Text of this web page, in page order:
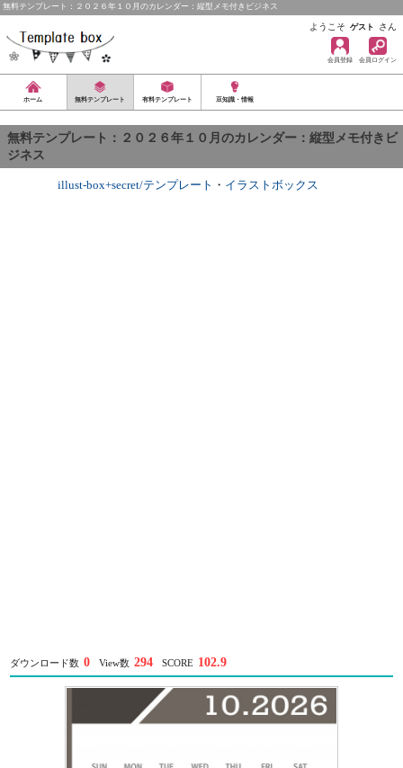
無料テンプレート：２０２６年１０月のカレンダー：縦型メモ付きビジネス
ようこそ ゲスト さん
会員登録 会員ログイン
ホーム 無料テンプレート 有料テンプレート 豆知識・情報
無料テンプレート：２０２６年１０月のカレンダー：縦型メモ付きビ
ジネス
illust-box+secret/テンプレート ・ イラストボックス
ダウンロード数 0 View数 294 SCORE 102.9